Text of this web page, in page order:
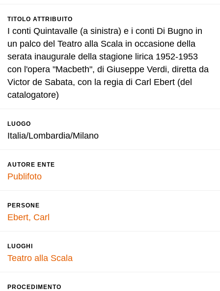
TITOLO ATTRIBUITO
I conti Quintavalle (a sinistra) e i conti Di Bugno in
un palco del Teatro alla Scala in occasione della
serata inaugurale della stagione lirica 1952-1953
con l'opera "Macbeth", di Giuseppe Verdi, diretta da
Victor de Sabata, con la regia di Carl Ebert (del
catalogatore)
LUOGO
Italia/Lombardia/Milano
AUTORE ENTE
Publifoto
PERSONE
Ebert, Carl
LUOGHI
Teatro alla Scala
PROCEDIMENTO